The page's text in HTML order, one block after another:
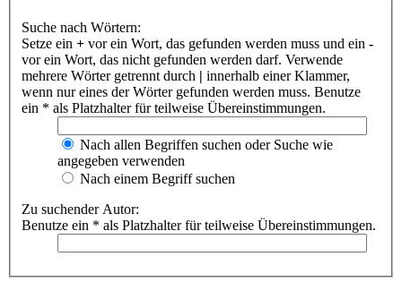
Suche nach Wörtern:
Setze ein + vor ein Wort, das gefunden werden muss und ein -
vor ein Wort, das nicht gefunden werden darf. Verwende
mehrere Wörter getrennt durch | innerhalb einer Klammer,
wenn nur eines der Wörter gefunden werden muss. Benutze
ein * als Platzhalter für teilweise Übereinstimmungen.
Nach allen Begriffen suchen oder Suche wie
angegeben verwenden
Nach einem Begriff suchen
Zu suchender Autor:
Benutze ein * als Platzhalter für teilweise Übereinstimmungen.